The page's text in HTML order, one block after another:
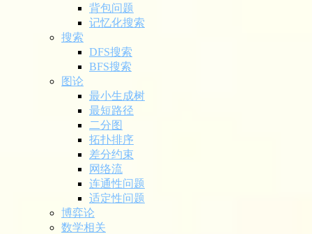
背包问题
记忆化搜索
搜索
DFS搜索
BFS搜索
图论
最小生成树
最短路径
二分图
拓扑排序
差分约束
网络流
连通性问题
适定性问题
博弈论
数学相关